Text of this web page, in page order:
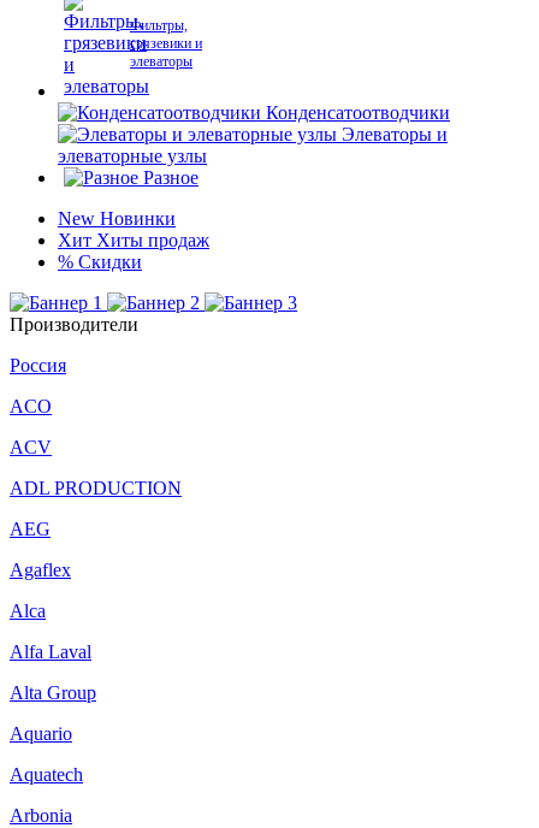
Фильтры,
грязевики и
элеваторы
Конденсатоотводчики
Элеваторы и
элеваторные узлы
Разное
New Новинки
Хит Хиты продаж
% Скидки
Производители
Россия
ACO
ACV
ADL PRODUCTION
AEG
Agaflex
Alca
Alfa Laval
Alta Group
Aquario
Aquatech
Arbonia